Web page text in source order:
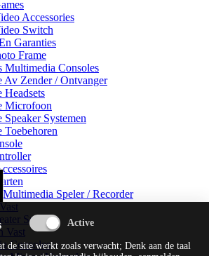
Accessories
Switch
Garanties
Frame
Multimedia Consoles
Av Zender / Ontvanger
Headsets
Microfoon
Speaker Systemen
Toebehoren
Multimedia Speler / Recorder
Systems
Vast
Consoles
de site werkt zoals verwacht; Denk aan de taal